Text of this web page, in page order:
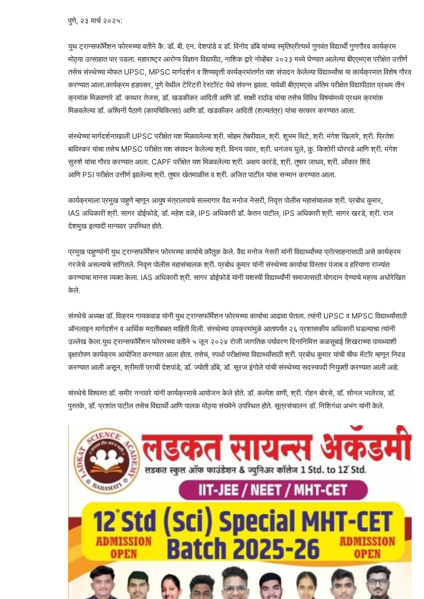
पुणे, २३ मार्च २०२५:
युथ ट्रान्सफॉर्मेशन फोरमच्या वतीने कै. डॉ. बी. एन. देशपांडे व डॉ. विनोद डोंबे यांच्या स्मृतिप्रीत्यर्थ गुणवंत विद्यार्थी गुणगौरव कार्यक्रम
मोठ्या उत्साहात पार पडला. महाराष्ट्र आरोग्य विज्ञान विद्यापीठ, नाशिक द्वारे नोव्हेंबर २०२३ मध्ये घेण्यात आलेल्या बीएएमएस परीक्षेत उत्तीर्ण
तसेच संस्थेच्या मोफत UPSC, MPSC मार्गदर्शन व शिष्यवृत्ती कार्यक्रमांतर्गत यश संपादन केलेल्या विद्यार्थ्यांचा या कार्यक्रमात विशेष गौरव
करण्यात आला.कार्यक्रम हडपसर, पुणे येथील टेरिटरी रेस्टॉरंट येथे संपन्न झाला. यावेळी बीएएमएस अंतिम परीक्षेत विद्यापीठात प्रथम तीन
क्रमांक मिळवणारे डॉ. काथार तेजस, डॉ. खडकीकर आदिती आणि डॉ. साक्षी राठोड यांचा तसेच विविध विषयांमध्ये प्रथम क्रमांक
मिळवलेल्या डॉ. अश्विनी पैठाणे (कायचिकित्सा) आणि डॉ. खडकीकर आदिती (शल्यतंत्र) यांचा सत्कार करण्यात आला.
संस्थेच्या मार्गदर्शनाखाली UPSC परीक्षेत यश मिळवलेल्या श्री. सोहम तेबरीवाल, श्री. शुभम थिटे, श्री. मंगेश खिलारे, श्री. प्रितेश
बाविस्कर यांचा तसेच MPSC परीक्षेत यश संपादन केलेल्या श्री. विनय पवार, श्री. धनंजय घुले, कु. किशोरी घोरपडे आणि श्री. मंगेश
सुरुशे यांचा गौरव करण्यात आला. CAPF परीक्षेत यश मिळवलेल्या श्री. अक्षय कारंडे, श्री. तुषार जाधव, श्री. ओंकार शिंदे
आणि PSI परीक्षेत उत्तीर्ण झालेल्या श्री. तुषार खेतमाळीस व श्री. अजित पाटील यांचा सन्मान करण्यात आला.
कार्यक्रमाला प्रमुख पाहुणे म्हणून आयुष मंत्रालयाचे सल्लागार वैद्य मनोज नेसरी, निवृत्त पोलीस महासंचालक श्री. प्रबोध कुमार,
IAS अधिकारी श्री. सागर डोईफोडे, डॉ. महेश दळे, IPS अधिकारी डॉ. केतन पाटील, IPS अधिकारी श्री. सागर खरडे, श्री. राज
देशमुख इत्यादी मान्यवर उपस्थित होते.
प्रमुख पाहुण्यांनी युथ ट्रान्सफॉर्मेशन फोरमच्या कार्याचे कौतुक केले. वैद्य मनोज नेसरी यांनी विद्यार्थ्यांच्या प्रोत्साहनासाठी असे कार्यक्रम
गरजेचे असल्याचे सांगितले. निवृत्त पोलीस महासंचालक श्री. प्रबोध कुमार यांनी संस्थेच्या कार्याचा विस्तार पंजाब व हरियाणा राज्यांत
करण्याचा मानस व्यक्त केला. IAS अधिकारी श्री. सागर डोईफोडे यांनी यशस्वी विद्यार्थ्यांनी समाजासाठी योगदान देण्याचे महत्त्व अधोरेखित
केले.
संस्थेचे अध्यक्ष डॉ. विक्रम गायकवाड यांनी युथ ट्रान्सफॉर्मेशन फोरमच्या कार्याचा आढावा घेतला. त्यांनी UPSC व MPSC विद्यार्थ्यांसाठी
ऑनलाइन मार्गदर्शन व आर्थिक मदतीबाबत माहिती दिली. संस्थेच्या उपक्रमांमुळे आतापर्यंत २६ प्रशासकीय अधिकारी घडल्याचा त्यांनी
उल्लेख केला.युथ ट्रान्सफॉर्मेशन फोरमच्या वतीने ५ जून २०२४ रोजी जागतिक पर्यावरण दिनानिमित्त कळसुबाई शिखराच्या पायथ्याशी
वृक्षारोपण कार्यक्रम आयोजित करण्यात आला होता. तसेच, स्पर्धा परीक्षांच्या विद्यार्थ्यांसाठी श्री. प्रबोध कुमार यांची चीफ मेंटॉर म्हणून निवड
करण्यात आली असून, श्रीमती प्राची देशपांडे, डॉ. ज्योती डोंबे, डॉ. सूरज इंगोले यांची संस्थेच्या सदस्यपदी नियुक्ती करण्यात आली आहे.
संस्थेचे विश्वस्त डॉ. समीर ननावरे यांनी कार्यक्रमाचे आयोजन केले होते. डॉ. कल्पेश वाणी, श्री. रोहन बोरसे, डॉ. सोनल भालेराव, डॉ.
पुस्तके, डॉ. प्रशांत पाटील तसेच विद्यार्थी आणि पालक मोठ्या संख्येने उपस्थित होते. सूत्रसंचालन डॉ. निशिगंधा अभंग यांनी केले.